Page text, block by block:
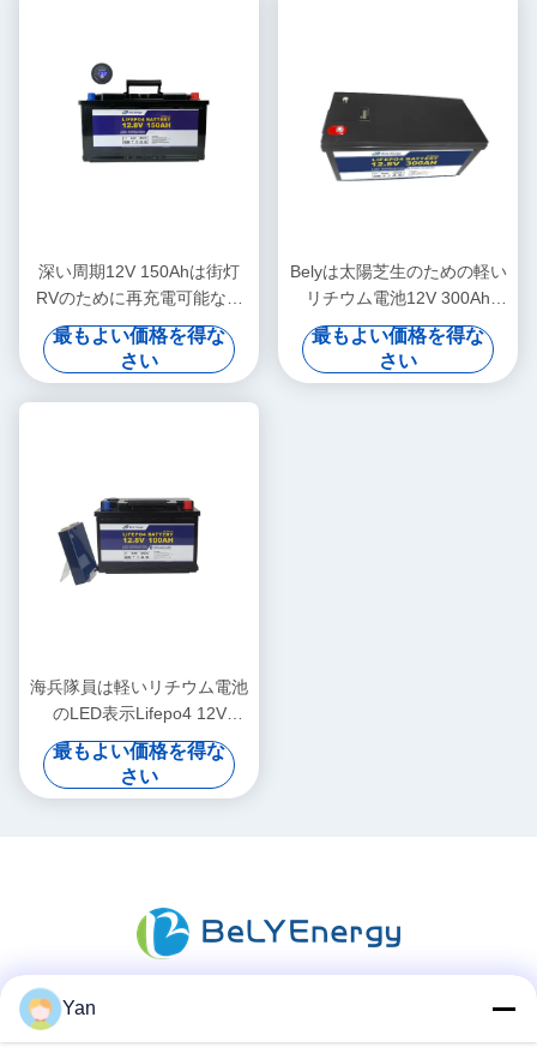
深い周期12V 150Ahは街灯
RVのために再充電可能な軽
いリチウム電池を導いた
最もよい価格を得な
さい
Belyは太陽芝生のための軽い
リチウム電池12V 300Ah
Lifepo4電池を導いた
最もよい価格を得な
さい
海兵隊員は軽いリチウム電池
のLED表示Lifepo4 12V
100Ahを導いた
最もよい価格を得な
さい
Yan